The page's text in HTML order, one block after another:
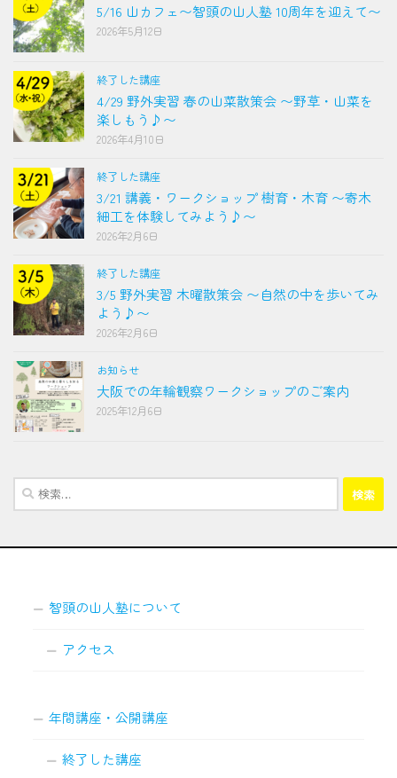
5/16 山カフェ〜智頭の山人塾 10周年を迎えて〜
2026年5月12日
終了した講座
4/29 野外実習 春の山菜散策会 〜野草・山菜を
楽しもう♪〜
2026年4月10日
終了した講座
3/21 講義・ワークショップ 樹育・木育 〜寄木
細工を体験してみよう♪〜
2026年2月6日
終了した講座
3/5 野外実習 木曜散策会 〜自然の中を歩いてみ
よう♪〜
2026年2月6日
お知らせ
大阪での年輪観察ワークショップのご案内
2025年12月6日
検
索:
智頭の山人塾について
アクセス
年間講座・公開講座
終了した講座